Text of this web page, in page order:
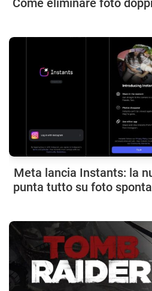
Come eliminare foto
Meta lancia Instants: la
punta tutto su foto